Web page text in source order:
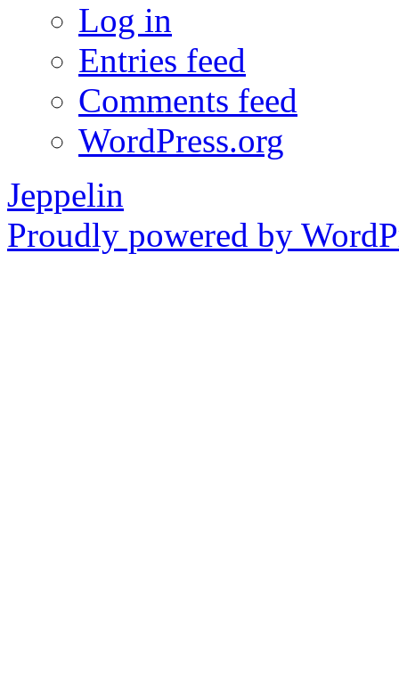
Log in
Entries feed
Comments feed
WordPress.org
Jeppelin
Proudly powered by